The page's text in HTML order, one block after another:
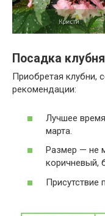
Посадка
Приобретая
рекомендации:
Лучшее
марта.
Размер — не
коричневый,
Присутствие